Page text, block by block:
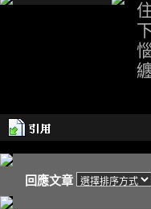
回應文章